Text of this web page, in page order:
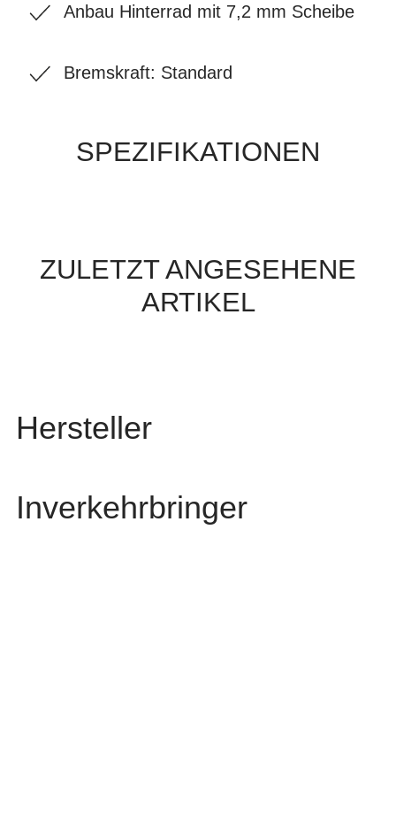
Anbau Hinterrad mit 7,2 mm Scheibe
Bremskraft: Standard
SPEZIFIKATIONEN
ZULETZT ANGESEHENE
ARTIKEL
Hersteller
Inverkehrbringer